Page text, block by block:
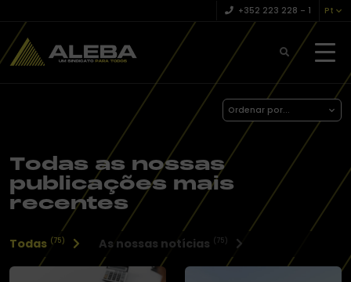
+352 223 228 – 1 Pt
Todas as nossas
publicações mais
recentes
Todas (75) As nossas notícias (75)
Ordenar por...